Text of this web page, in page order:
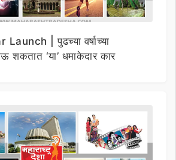
| पुढच्या वर्षाच्या
शकतात ‘या’ धमाकेदार कार